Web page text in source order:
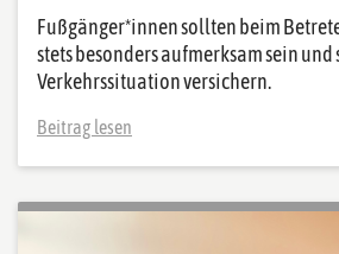
Fußgänger*innen sollten beim
stets besonders aufmerksam sein
Verkehrssituation versichern.
Beitrag lesen